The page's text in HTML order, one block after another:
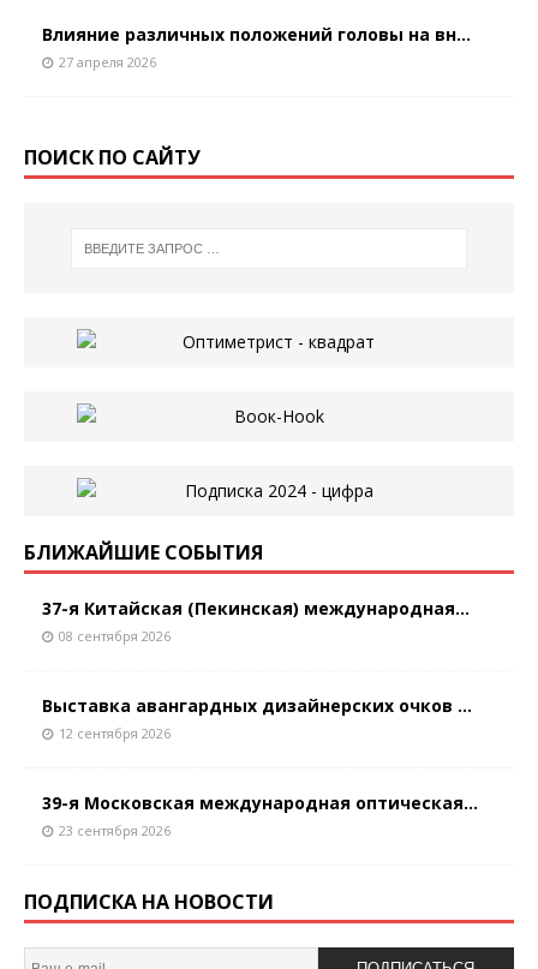
Влияние различных положений головы на вн...
27 апреля 2026
ПОИСК ПО САЙТУ
БЛИЖАЙШИЕ СОБЫТИЯ
37-я Китайская (Пекинская) международная...
08 сентября 2026
Выставка авангардных дизайнерских очков ...
12 сентября 2026
39-я Московская международная оптическая...
23 сентября 2026
ПОДПИСКА НА НОВОСТИ